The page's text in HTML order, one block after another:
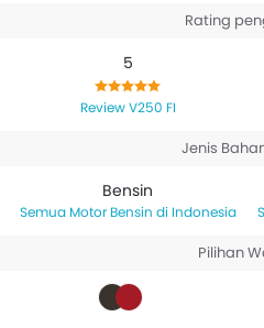
Rating
5
Review V250 FI
Jenis
Bensin
Motor Bensin di Indonesia
Pilihan